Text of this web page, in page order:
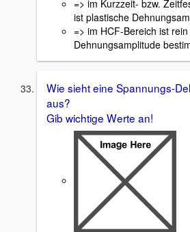
=> im Kurzzeit- bzw.
ist plastische
=> im HCF-Bereich ist
Dehnungsamplitude
Wie sieht eine Spannungs-
aus?
Gib wichtige Werte an!